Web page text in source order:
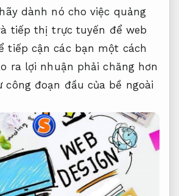
dành nó cho việc quảng
tiếp thị trực tuyến để web
tiếp cận các bạn một cách
ra lợi nhuận phải chăng hơn
công đoạn đầu của bề ngoài